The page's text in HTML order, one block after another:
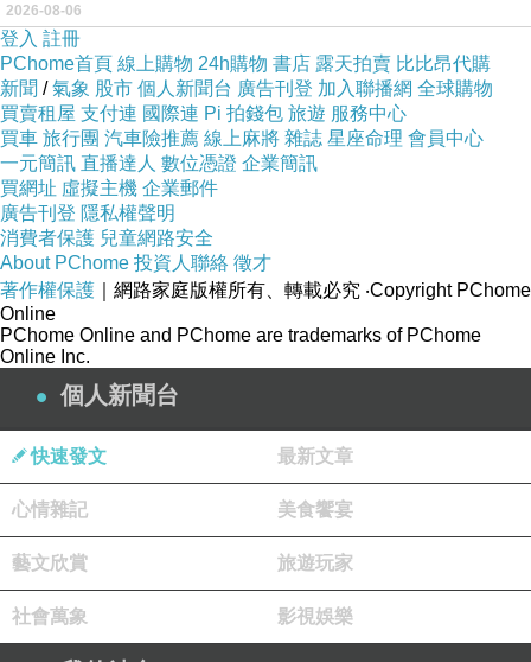
2026-08-06
登入 註冊
PChome首頁 線上購物 24h購物 書店 露天拍賣 比比昂代購
新聞 /氣象 股市 個人新聞台 廣告刊登 加入聯播網 全球購物
買賣租屋 支付連 國際連 Pi 拍錢包 旅遊 服務中心
買車 旅行團 汽車險推薦 線上麻將 雜誌 星座命理 會員中心
一元簡訊 直播達人 數位憑證 企業簡訊
買網址 虛擬主機 企業郵件
廣告刊登 隱私權聲明
消費者保護 兒童網路安全
About PChome 投資人聯絡 徵才
著作權保護 ｜網路家庭版權所有、轉載必究 ‧Copyright PChome
Online
PChome Online and PChome are trademarks of PChome
Online Inc.
個人新聞台
快速發文 最新文章
心情雜記 美食饗宴
藝文欣賞 旅遊玩家
社會萬象 影視娛樂